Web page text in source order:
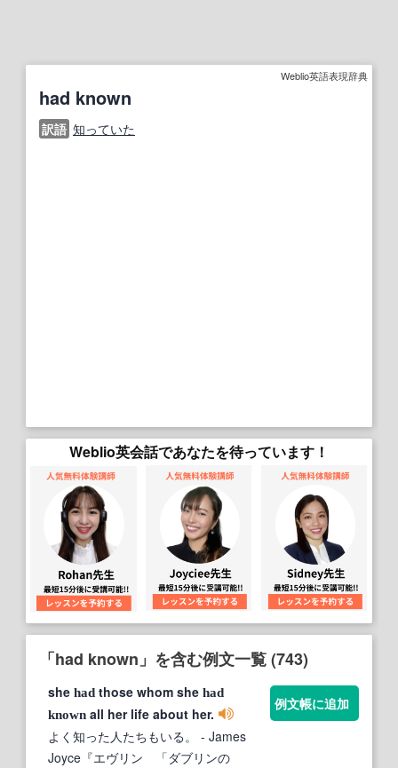
Weblio英語表現辞典
had known
訳語 知っていた
Weblio英会話であなたを待っています！
「had known」を含む例文一覧 (743)
she had those whom she had
known all her life about her.
よく知った人たちもいる。
- James
Joyce『エヴリン 「ダブリンの
例文帳に追加